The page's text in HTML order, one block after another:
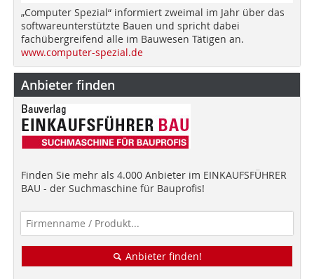
„Computer Spezial“ informiert zweimal im Jahr über das
softwareunterstützte Bauen und spricht dabei
fachübergreifend alle im Bauwesen Tätigen an.
www.computer-spezial.de
Anbieter finden
Finden Sie mehr als 4.000 Anbieter im EINKAUFSFÜHRER
BAU - der Suchmaschine für Bauprofis!
Anbieter finden!